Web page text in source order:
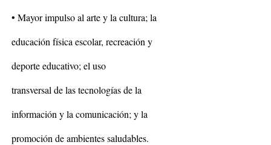
• Mayor impulso al arte y la cultura; la
educación física escolar, recreación y
deporte educativo; el uso
transversal de las tecnologías de la
información y la comunicación; y la
promoción de ambientes saludables.